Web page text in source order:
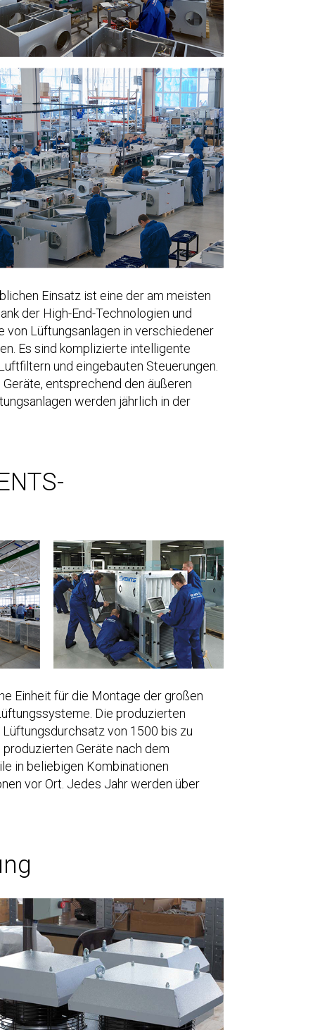
Einsatz ist eine der am meisten
der High-End-Technologien und
von Lüftungsanlagen in verschiedener
Es sind komplizierte intelligente
und eingebauten Steuerungen.
entsprechend den äußeren
werden jährlich in der
Einheit für die Montage der großen
Die produzierten
von 1500 bis zu
Geräte nach dem
in beliebigen Kombinationen
vor Ort. Jedes Jahr werden über